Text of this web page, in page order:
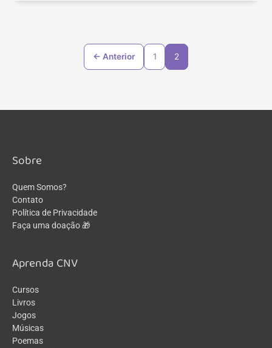
← Anterior 1 2
Sobre
Quem Somos?
Contato
Política de Privacidade
Faça uma doação 🎁
Aprenda CNV
Cursos
Livros
Jogos
Músicas
Poemas